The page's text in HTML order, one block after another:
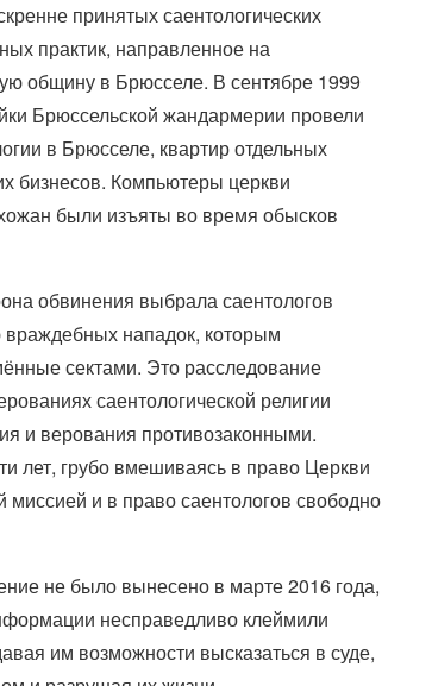
принятых саентологических
практик, направленное на
общину в Брюсселе. В сентябре 1999
Брюссельской жандармерии провели
в Брюсселе, квартир отдельных
бизнесов. Компьютеры церкви
были изъяты во время обысков
обвинения выбрала саентологов
нападок, которым
сектами. Это расследование
саентологической религии
и верования противозаконными.
лет, грубо вмешиваясь в право Церкви
миссией и в право саентологов свободно
не было вынесено в марте 2016 года,
несправедливо клеймили
им возможности высказаться в суде,